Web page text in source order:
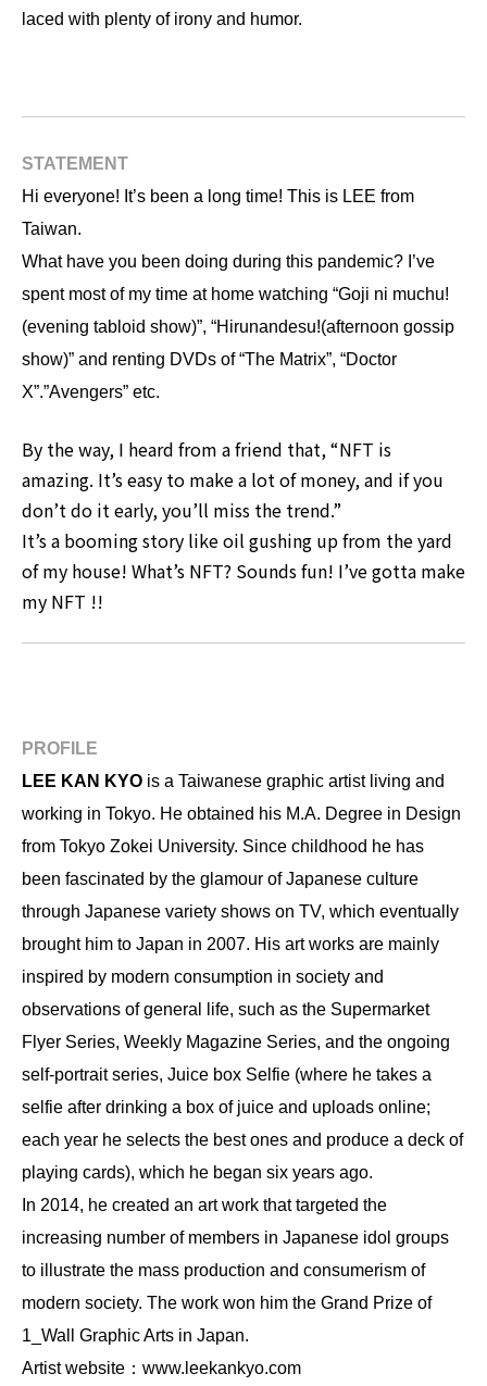
laced with plenty of irony and humor.
STATEMENT
Hi everyone! It’s been a long time! This is LEE from
Taiwan.
What have you been doing during this pandemic? I’ve
spent most of my time at home watching “Goji ni muchu!
(evening tabloid show)”, “Hirunandesu!(afternoon gossip
show)” and renting DVDs of“The Matrix”, “Doctor
X”.”Avengers” etc.
By the way, I heard from a friend that, “NFT is
amazing. It’s easy to make a lot of money, and if you
don’t do it early, you’ll miss the trend.”
It’s a booming story like oil gushing up from the yard
of my house! What’s NFT? Sounds fun! I’ve gotta make
my NFT !!
PROFILE
LEE KAN KYO is a Taiwanese graphic artist living and
working in Tokyo. He obtained his M.A. Degree in Design
from Tokyo Zokei University. Since childhood he has
been fascinated by the glamour of Japanese culture
through Japanese variety shows on TV, which eventually
brought him to Japan in 2007. His art works are mainly
inspired by modern consumption in society and
observations of general life, such as the Supermarket
Flyer Series, Weekly Magazine Series, and the ongoing
self-portrait series, Juice box Selfie (where he takes a
selfie after drinking a box of juice and uploads online;
each year he selects the best ones and produce a deck of
playing cards), which he began six years ago.
In 2014, he created an art work that targeted the
increasing number of members in Japanese idol groups
to illustrate the mass production and consumerism of
modern society. The work won him the Grand Prize of
1_Wall Graphic Arts in Japan.
Artist website： www.leekankyo.com